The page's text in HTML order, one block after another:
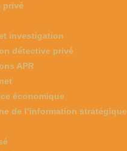
privé
investigation
détective privé
APR
économique
de l’information stratégique